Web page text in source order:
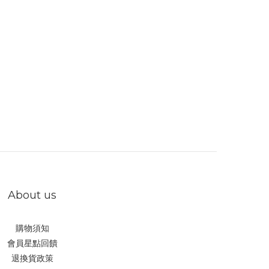
About us
購物須知
會員星點回饋
退換貨政策